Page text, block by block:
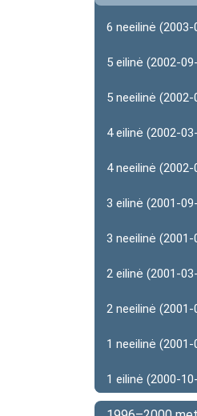
6 neeilinė
5 eilinė (2002-
5 neeilinė
4 eilinė (2002-
4 neeilinė
3 eilinė (2001-
3 neeilinė
2 eilinė (2001-
2 neeilinė
1 neeilinė
1 eilinė (2000-